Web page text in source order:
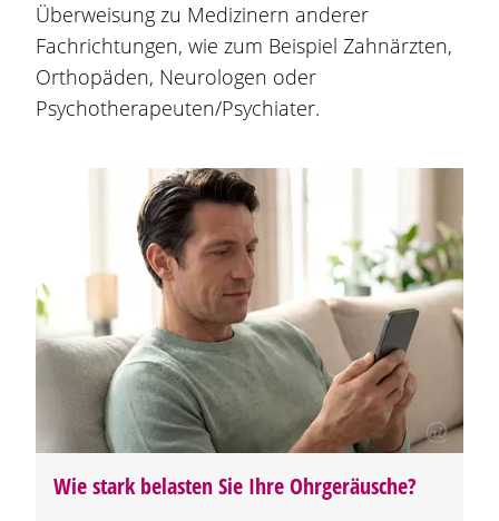
Überweisung zu Medizinern anderer
Fachrichtungen, wie zum Beispiel Zahnärzten,
Orthopäden, Neurologen oder
Psychotherapeuten/Psychiater.
Wie stark belasten Sie Ihre Ohrgeräusche?